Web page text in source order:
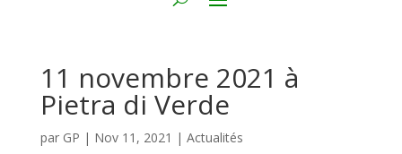
11 novembre 2021 à
Pietra di Verde
par GP | Nov 11, 2021 | Actualités